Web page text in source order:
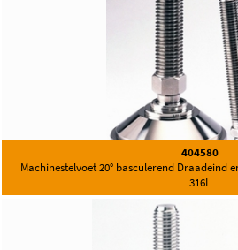
404580
Machinestelvoet 20° basculerend Draadeind
316L